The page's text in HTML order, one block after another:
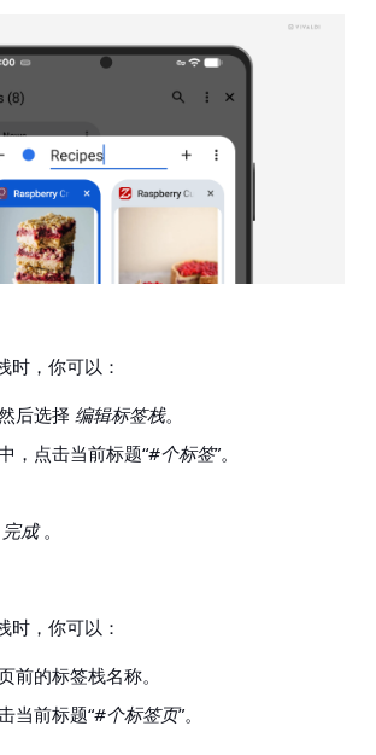
时，你可以：
后选择 编辑标签栈。
，点击当前标题“#个标签”。
完成。
时，你可以：
前的标签栈名称。
当前标题“#个标签页”。